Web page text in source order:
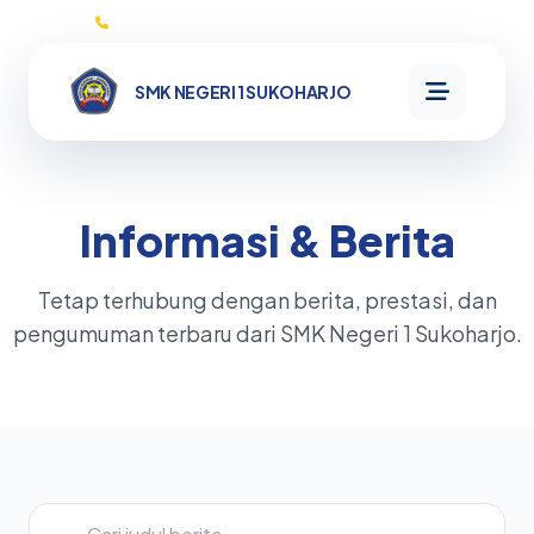
SMK NEGERI 1 SUKOHARJO
SUKOHARJO
Beranda
Sejarah
Informasi & Berita
Tetap terhubung dengan berita, prestasi, dan
pengumuman terbaru dari SMK Negeri 1 Sukoharjo.